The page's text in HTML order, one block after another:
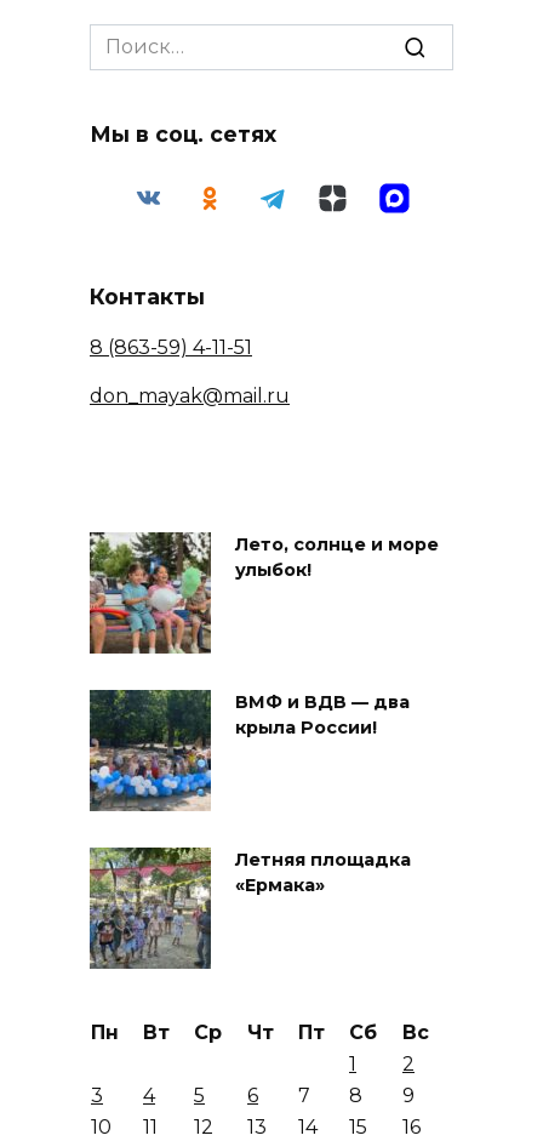
Search
for:
Мы в соц. сетях
Контакты
8 (863-59) 4-11-51
don_mayak@mail.ru
Лето, солнце и море
улыбок!
ВМФ и ВДВ — два
крыла России!
Летняя площадка
«Ермака»
Пн Вт Ср Чт Пт Сб
Вс
1
2
3
4 5 6 7 8
9
10
11 12 13 14 15
16